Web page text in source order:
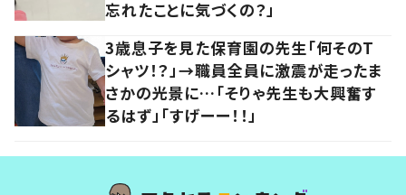
忘れたことに気づくの？」
3歳息子を見た保育園の先生「何そのT
シャツ！？」→職員全員に激震が走ったま
さかの光景に…「そりゃ先生も大興奮す
るはず」「すげーー！！」